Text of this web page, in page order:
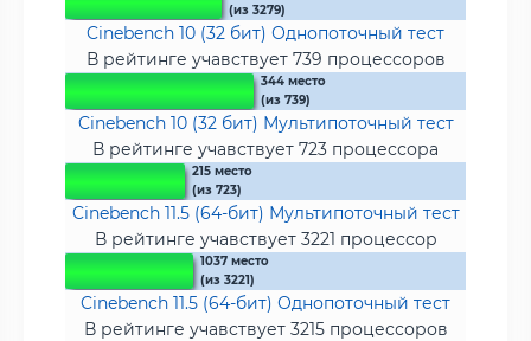
(из 3279)
Cinebench 10 (32 бит) Однопоточный тест
В рейтинге учавствует 739 процессоров
344 место
(из 739)
Cinebench 10 (32 бит) Мультипоточный тест
В рейтинге учавствует 723 процессора
215 место
(из 723)
Cinebench 11.5 (64-бит) Мультипоточный тест
В рейтинге учавствует 3221 процессор
1037 место
(из 3221)
Cinebench 11.5 (64-бит) Однопоточный тест
В рейтинге учавствует 3215 процессоров